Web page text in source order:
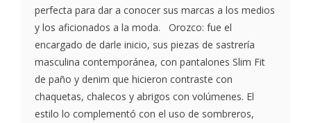
perfecta para dar a conocer sus marcas a los medios
y los aficionados a la moda. Orozco: fue el
encargado de darle inicio, sus piezas de sastrería
masculina contemporánea, con pantalones Slim Fit
de paño y denim que hicieron contraste con
chaquetas, chalecos y abrigos con volúmenes. El
estilo lo complementó con el uso de sombreros,